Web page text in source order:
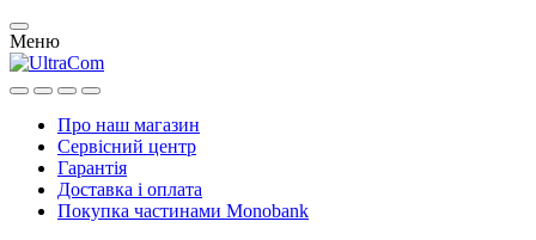
Меню
Про наш магазин
Сервісний центр
Гарантія
Доставка і оплата
Покупка частинами Monobank